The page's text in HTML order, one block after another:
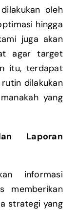
oleh
hingga
juga akan
agar target
itu, terdapat
dilakukan
yang
Laporan
informasi
memberikan
strategi yang